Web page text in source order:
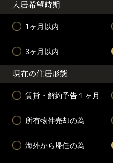
入居希望時期
1ヶ月以内
3ヶ月以内
現在の住居形態
賃貸・解約予告１ヶ月
所有物件売却の為
海外から帰任の為